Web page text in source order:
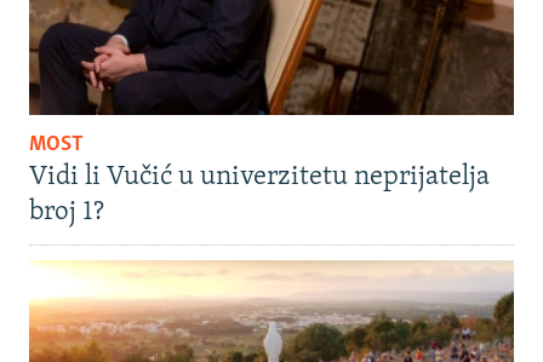
MOST
Vidi li Vučić u univerzitetu neprijatelja
broj 1?